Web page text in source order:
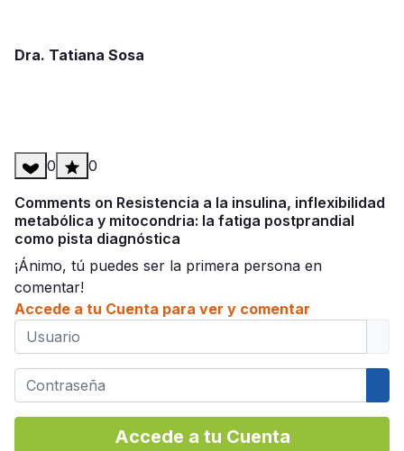
Dra. Tatiana Sosa
0 0
Comments on Resistencia a la insulina, inflexibilidad
metabólica y mitocondria: la fatiga postprandial
como pista diagnóstica
¡Ánimo, tú puedes ser la primera persona en
comentar!
Accede a tu Cuenta para ver y comentar
Usuario
Contraseña
Accede a tu Cuenta